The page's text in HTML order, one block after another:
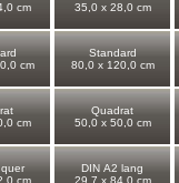
cm
35,0 x 28,0 cm
cm
Standard
80,0 x 120,0 cm
cm
Quadrat
50,0 x 50,0 cm
cm
DIN A2 lang
29,7 x 84,0 cm